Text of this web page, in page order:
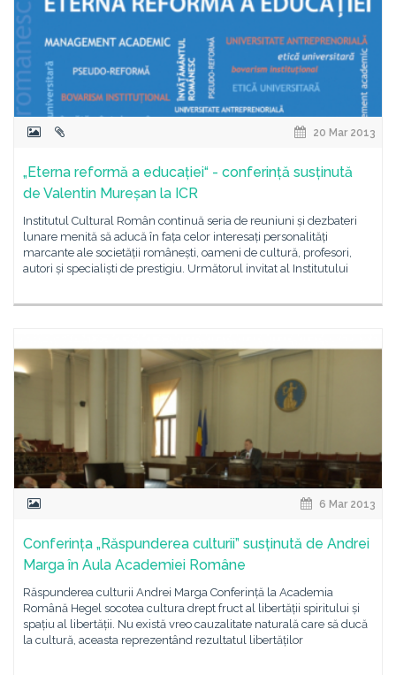
20 Mar 2013
„Eterna reformă a educației“ - conferință susținută
de Valentin Mureșan la ICR
Institutul Cultural Român continuă seria de reuniuni și dezbateri
lunare menită să aducă în fața celor interesați personalități
marcante ale societății românești, oameni de cultură, profesori,
autori și specialiști de prestigiu. Următorul invitat al Institutului
6 Mar 2013
Conferința „Răspunderea culturii” susținută de Andrei
Marga în Aula Academiei Române
Răspunderea culturii Andrei Marga Conferință la Academia
Română Hegel socotea cultura drept fruct al libertății spiritului și
spațiu al libertății. Nu există vreo cauzalitate naturală care să ducă
la cultură, aceasta reprezentând rezultatul libertăților